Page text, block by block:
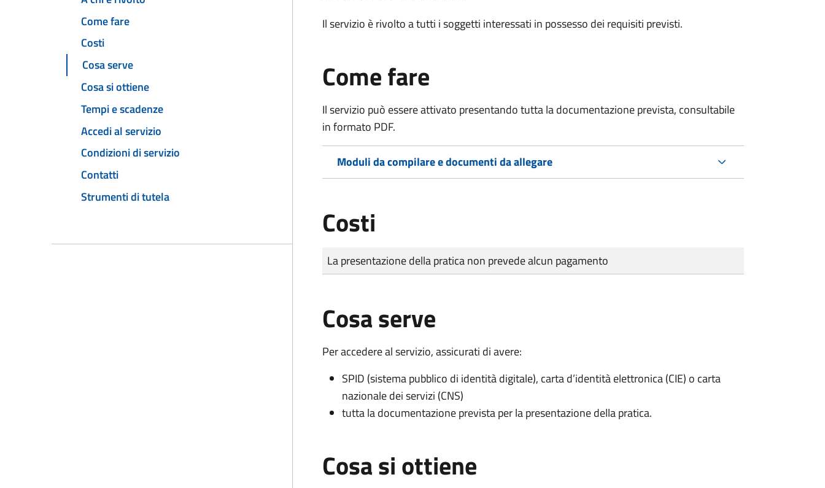
Come fare
Costi
Cosa serve
Cosa si ottiene
Tempi e scadenze
Accedi al servizio
Condizioni di servizio
Contatti
Strumenti di tutela
Il servizio è rivolto a tutti i soggetti interessati in possesso dei requisiti previsti.
Come fare
Il servizio può essere attivato presentando tutta la documentazione prevista, consultabile
in formato PDF.
Moduli da compilare e documenti da allegare
Costi
Tipo di pagamento
Importo
La presentazione della pratica non prevede alcun pagamento
Cosa serve
Per accedere al servizio, assicurati di avere:
SPID (sistema pubblico di identità digitale), carta d’identità elettronica (CIE) o carta
nazionale dei servizi (CNS)
tutta la documentazione prevista per la presentazione della pratica.
Cosa si ottiene